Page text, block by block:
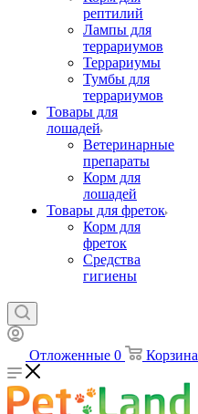
рептилий
Лампы для
террариумов
Террариумы
Тумбы для
террариумов
Товары для
лошадей
Ветеринарные
препараты
Корм для
лошадей
Товары для фреток
Корм для
фреток
Средства
гигиены
Отложенные 0 Корзина